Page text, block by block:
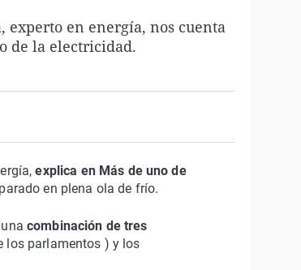
experto en energía, nos cuenta
de la electricidad.
explica en Más de uno de
en plena ola de frío.
combinación de tres
los parlamentos ) y los